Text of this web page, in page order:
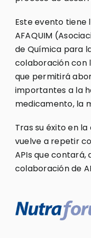
Este evento tiene
AFAQUIM
de Química para
colaboración con
que permitirá
importantes a la
medicamento, la
Tras su éxito en
vuelve a repetir
APIs que contará,
colaboración de